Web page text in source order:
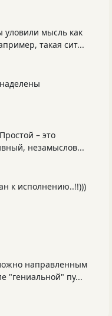
уловили мысль как
такая сит...
– это
незамыслов...
к исполнению..!!)))
направленным
"гениальной" пу...